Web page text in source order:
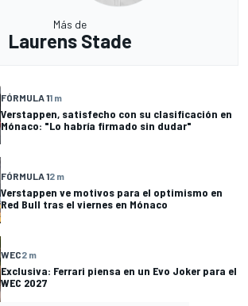
Más de
Laurens Stade
FÓRMULA 11 m
Verstappen, satisfecho con su clasificación en
Mónaco: "Lo habría firmado sin dudar"
FÓRMULA 12 m
Verstappen ve motivos para el optimismo en
Red Bull tras el viernes en Mónaco
WEC2 m
Exclusiva: Ferrari piensa en un Evo Joker para el
WEC 2027